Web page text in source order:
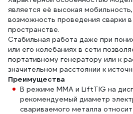
является её высокая
возможность проведения сварки
пространстве.
Стабильная работа даже при
или его колебаниях в сети
портативному генератору или к
значительном расстоянии к
Преимущества
В режиме ММА и LiftTIG на
рекомендуемый диаметр
свариваемого металла